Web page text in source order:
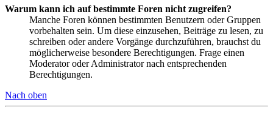
Warum kann ich auf bestimmte Foren nicht zugreifen?
Manche Foren können bestimmten Benutzern oder Gruppen
vorbehalten sein. Um diese einzusehen, Beiträge zu lesen, zu
schreiben oder andere Vorgänge durchzuführen, brauchst du
möglicherweise besondere Berechtigungen. Frage einen
Moderator oder Administrator nach entsprechenden
Berechtigungen.
Nach oben